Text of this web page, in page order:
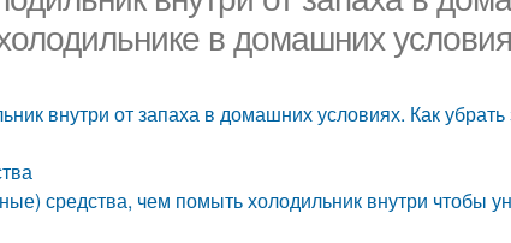
в домашних
внутри от запаха в домашних условиях. Как убрать
средства, чем помыть холодильник внутри чтобы